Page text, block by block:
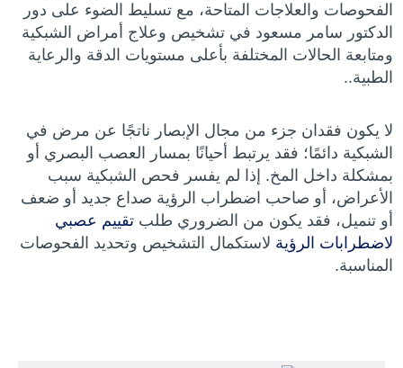
الفحوصات والعلاجات المتاحة، مع تسليط الضوء على دور
الدكتور سامر مسعود في تشخيص وعلاج أمراض الشبكية
ومتابعة الحالات المختلفة بأعلى مستويات الدقة والرعاية
الطبية..
لا يكون فقدان جزء من مجال الإبصار ناتجًا عن مرض في
الشبكية دائمًا؛ فقد يرتبط أحيانًا بمسار العصب البصري أو
بمشكلة داخل المخ. إذا لم يفسر فحص الشبكية سبب
الأعراض، أو صاحب اضطراب الرؤية صداع جديد أو ضعف
أو تنميل، فقد يكون من الضروري طلبتقييم عصبي
لاضطرابات الرؤية لاستكمال التشخيص وتحديد الفحوصات
المناسبة.